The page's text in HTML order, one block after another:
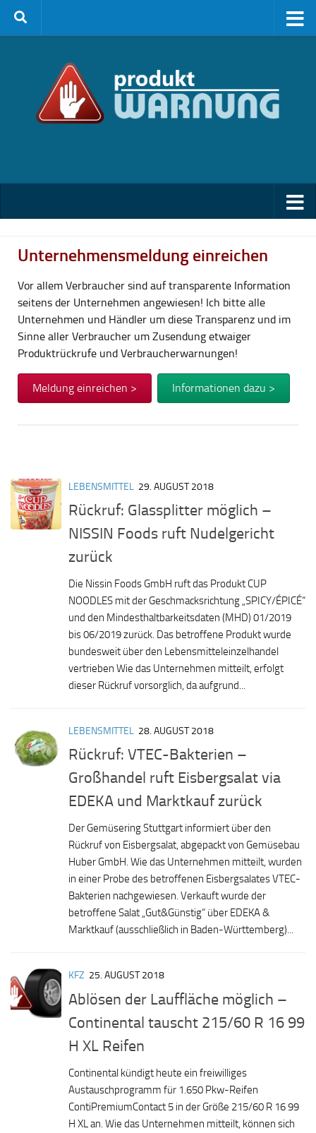
Zum Inhalt springen
Unternehmensmeldung einreichen
Vor allem Verbraucher sind auf transparente Information
seitens der Unternehmen angewiesen! Ich bitte alle
Unternehmen und Händler um diese Transparenz und im
Sinne aller Verbraucher um Zusendung etwaiger
Produktrückrufe und Verbraucherwarnungen!
Meldung einreichen > Informationen dazu >
LEBENSMITTEL 29. AUGUST 2018
Rückruf: Glassplitter möglich –
NISSIN Foods ruft Nudelgericht
zurück
Die Nissin Foods GmbH ruft das Produkt CUP
NOODLES mit der Geschmacksrichtung „SPICY/ÉPICÉ“
und den Mindesthaltbarkeitsdaten (MHD) 01/2019
bis 06/2019 zurück. Das betroffene Produkt wurde
bundesweit über den Lebensmitteleinzelhandel
vertrieben Wie das Unternehmen mitteilt, erfolgt
dieser Rückruf vorsorglich, da aufgrund...
LEBENSMITTEL 28. AUGUST 2018
Rückruf: VTEC-Bakterien –
Großhandel ruft Eisbergsalat via
EDEKA und Marktkauf zurück
Der Gemüsering Stuttgart informiert über den
Rückruf von Eisbergsalat, abgepackt von Gemüsebau
Huber GmbH. Wie das Unternehmen mitteilt, wurden
in einer Probe des betroffenen Eisbergsalates VTEC-
Bakterien nachgewiesen. Verkauft wurde der
betroffene Salat „Gut&Günstig“ über EDEKA &
Marktkauf (ausschließlich in Baden-Württemberg)...
KFZ 25. AUGUST 2018
Ablösen der Lauffläche möglich –
Continental tauscht 215/60 R 16 99
H XL Reifen
Continental kündigt heute ein freiwilliges
Austauschprogramm für 1.650 Pkw-Reifen
ContiPremiumContact 5 in der Größe 215/60 R 16 99
H XL an. Wie das Unternehmen mitteilt, können sich